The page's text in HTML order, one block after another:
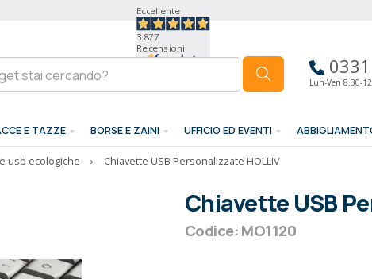
Eccellente
3.877
Recensioni
0331
Lun-Ven 8.30-
E TAZZE BORSE E ZAINI UFFICIO ED EVENTI
usb ecologiche › Chiavette USB Personalizzate HOLLIV
Chiavette USB
Codice: MO1120